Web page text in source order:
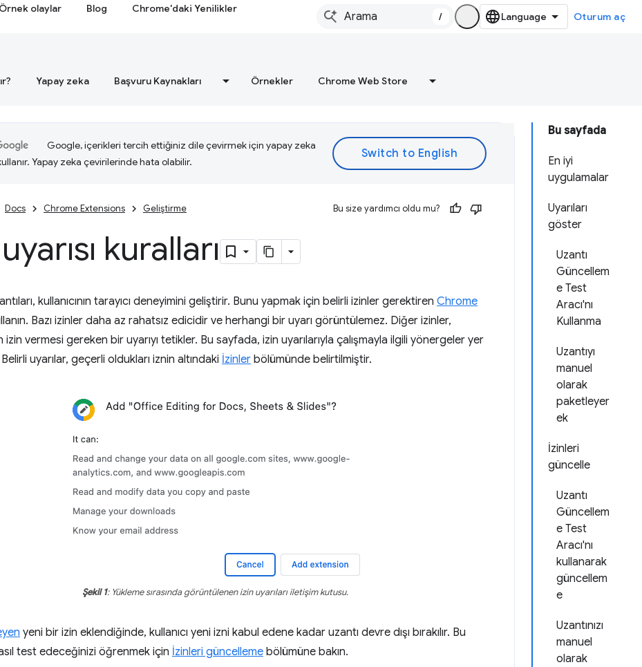
Örnek olaylar Blog Chrome'daki Yenilikler
/ Oturum aç
Yapay zeka Başvuru Kaynakları Örnekler Chrome Web Store
Bu sayfada
En iyi
uygulamalar
Uyarıları
göster
Uzantı
Güncellem
e Test
Aracı'nı
Kullanma
Uzantıyı
manuel
olarak
paketleyer
ek
İzinleri
güncelle
Uzantı
Güncellem
e Test
Aracı'nı
kullanarak
güncellem
e
Uzantınızı
manuel
olarak
Google, içerikleri tercih ettiğiniz dile çevirmek için yapay zeka
Yapay zeka çevirilerinde hata olabilir.
Docs Chrome Extensions Geliştirme Bu size yardımcı oldu mu?
kuralları
kullanıcının tarayıcı deneyimini geliştirir. Bunu yapmak için belirli izinler gerektiren Chrome
Bazı izinler daha az rahatsız edicidir ve herhangi bir uyarı görüntülemez. Diğer izinler,
izin vermesi gereken bir uyarıyı tetikler. Bu sayfada, izin uyarılarıyla çalışmayla ilgili yönergeler yer
uyarılar, geçerli oldukları iznin altındaki İzinler bölümünde belirtilmiştir.
Şekil 1: Yükleme sırasında görüntülenen izin uyarıları iletişim kutusu.
yeni bir izin eklendiğinde, kullanıcı yeni izni kabul edene kadar uzantı devre dışı bırakılır. Bu
test edeceğinizi öğrenmek için İzinleri güncelleme bölümüne bakın.